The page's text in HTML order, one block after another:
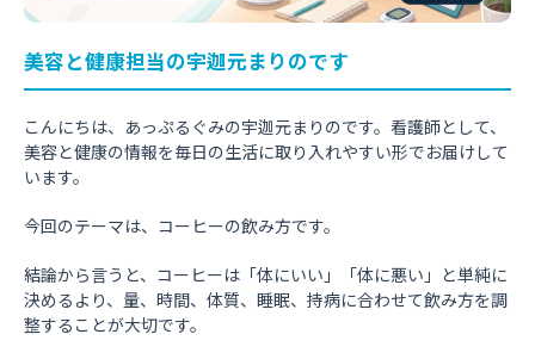
美容と健康担当の宇迦元まりのです
こんにちは、あっぷるぐみの宇迦元まりのです。看護師として、
美容と健康の情報を毎日の生活に取り入れやすい形でお届けして
います。
今回のテーマは、コーヒーの飲み方です。
結論から言うと、コーヒーは「体にいい」「体に悪い」と単純に
決めるより、量、時間、体質、睡眠、持病に合わせて飲み方を調
整することが大切です。